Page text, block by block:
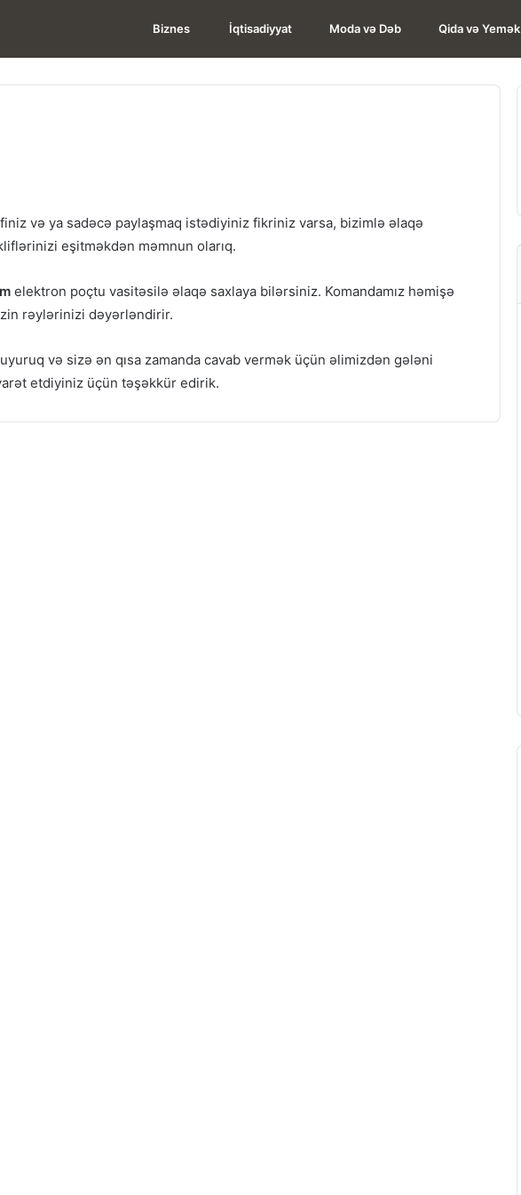
Biznes İqtisadiyyat Moda və Dəb Qida və Yemək
və ya sadəcə paylaşmaq istədiyiniz fikriniz varsa, bizimlə əlaqə
eşitməkdən məmnun olarıq.
elektron poçtu vasitəsilə əlaqə saxlaya bilərsiniz. Komandamız həmişə
rəylərinizi dəyərləndirir.
və sizə ən qısa zamanda cavab vermək üçün əlimizdən gələni
etdiyiniz üçün təşəkkür edirik.